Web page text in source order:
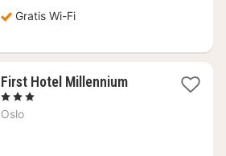
€
106,90
Gratis Wi-Fi
First Hotel Millennium1
, 3 Sterren
Oslo